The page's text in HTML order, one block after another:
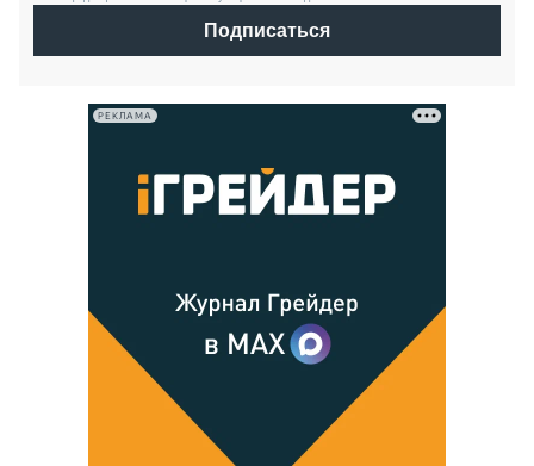
Подписаться
РЕКЛАМА